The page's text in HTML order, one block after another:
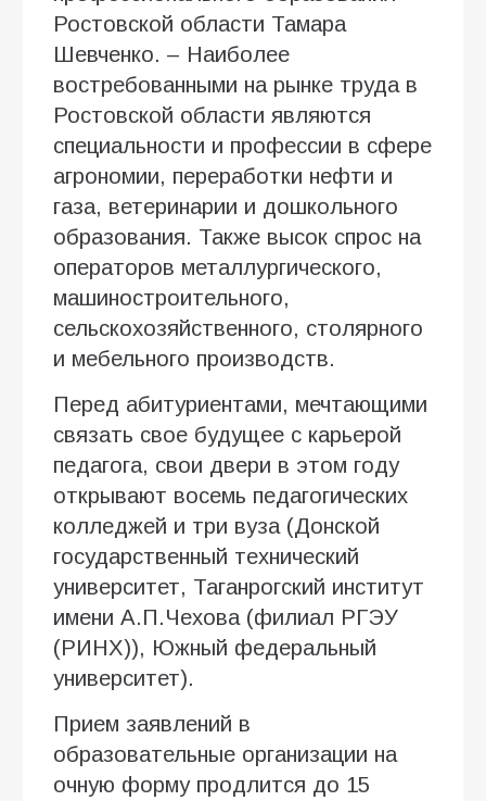
Ростовской области Тамара
Шевченко. – Наиболее
востребованными на рынке труда в
Ростовской области являются
специальности и профессии в сфере
агрономии, переработки нефти и
газа, ветеринарии и дошкольного
образования. Также высок спрос на
операторов металлургического,
машиностроительного,
сельскохозяйственного, столярного
и мебельного производств.
Перед абитуриентами, мечтающими
связать свое будущее с карьерой
педагога, свои двери в этом году
открывают восемь педагогических
колледжей и три вуза (Донской
государственный технический
университет, Таганрогский институт
имени А.П.Чехова (филиал РГЭУ
(РИНХ)), Южный федеральный
университет).
Прием заявлений в
образовательные организации на
очную форму продлится до 15